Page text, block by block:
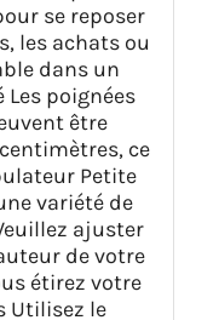
se reposer
les achats ou
dans un
poignées
être
ce
Petite
variété de
ajuster
de votre
étirez votre
Utilisez le